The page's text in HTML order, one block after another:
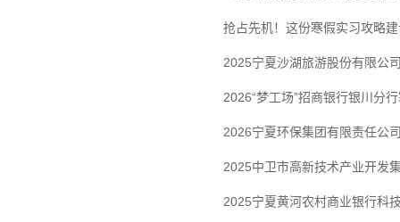
抢占先机！这份寒假实习攻略
2025宁夏沙湖旅游股份有限公
2026“梦工场”招商银行银川分
2026宁夏环保集团有限责任公
2025中卫市高新技术产业开发
2025宁夏黄河农村商业银行科